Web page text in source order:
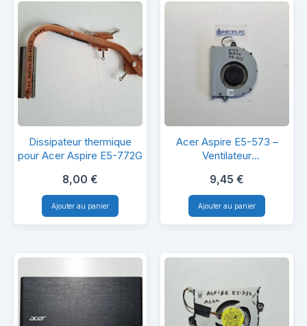
Dissipateur
thermique
pour
Acer
Aspire
772G
Dissipateur thermique
pour Acer Aspire E5-772G
8,00 €
Ajouter au panier
Acer
Aspire
E5-
573
–
–
FCN
Acer Aspire E5-573 –
Ventilateur
FCN DFS541605FL0T
9,45 €
Ajouter au panier